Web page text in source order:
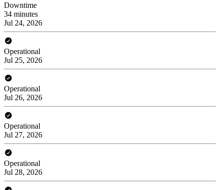
Downtime
34 minutes
Jul 24, 2026
Operational
Jul 25, 2026
Operational
Jul 26, 2026
Operational
Jul 27, 2026
Operational
Jul 28, 2026